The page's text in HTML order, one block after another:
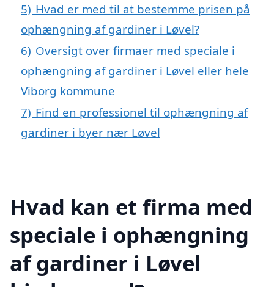
5) Hvad er med til at bestemme prisen på
ophængning af gardiner i Løvel?
6) Oversigt over firmaer med speciale i
ophængning af gardiner i Løvel eller hele
Viborg kommune
7) Find en professionel til ophængning af
gardiner i byer nær Løvel
Hvad kan et firma med
speciale i ophængning
af gardiner i Løvel